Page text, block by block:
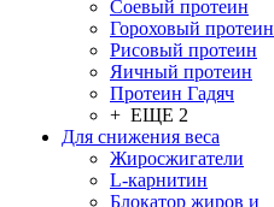
Соевый протеин
Гороховый протеин
Рисовый протеин
Яичный протеин
Протеин Гадяч
+ ЕЩЕ 2
Для снижения веса
Жиросжигатели
L-карнитин
Блокатор жиров и